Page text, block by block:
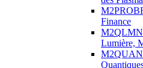
Finance
M2QLMN
Lumière,